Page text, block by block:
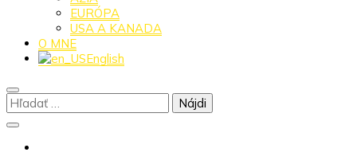
EURÓPA
USA A KANADA
O MNE
English
Hľadať: